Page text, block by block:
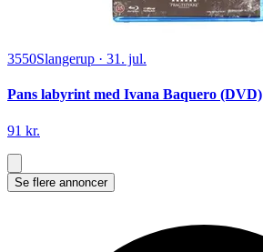
3550Slangerup · 31. jul.
Pans labyrint med Ivana Baquero (DVD)
91 kr.
Se flere annoncer